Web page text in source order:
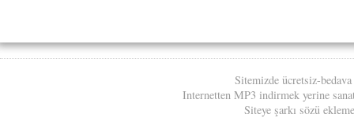
Sitemizde ücretsiz-
Internetten MP3 indirmek yerine
Siteye şarkı sözü